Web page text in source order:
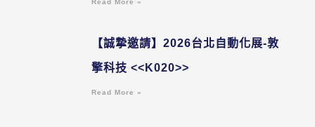
Read More »
【誠摯邀請】2026台北自動化展-敦
擎科技 <<K020>>
Read More »